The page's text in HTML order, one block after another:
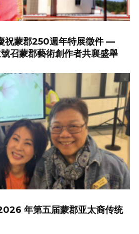
祝蒙郡250週年特展徵件 —
召蒙郡藝術創作者共襄盛舉
年第五届蒙郡亚太裔传统